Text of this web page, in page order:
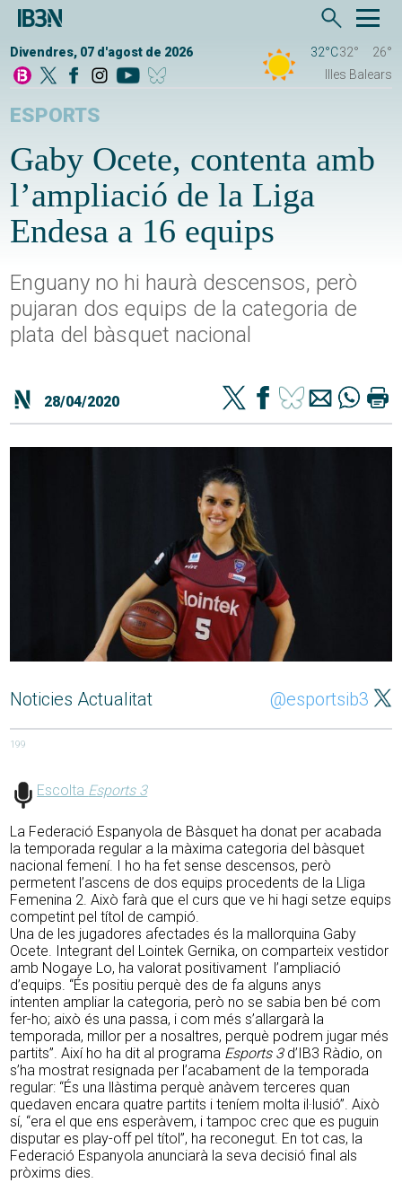
Divendres, 07 d'agost de 2026 32°C32°
26°
Illes Balears
ESPORTS
Gaby Ocete, contenta amb
l’ampliació de la Liga
Endesa a 16 equips
Enguany no hi haurà descensos, però
pujaran dos equips de la categoria de
plata del bàsquet nacional
28/04/2020
Noticies Actualitat @esportsib3
199
Escolta Esports 3
La Federació Espanyola de Bàsquet ha donat per acabada
la temporada regular a la màxima categoria del bàsquet
nacional femení. I ho ha fet sense descensos, però
permetent l’ascens de dos equips procedents de la Lliga
Femenina 2. Això farà que el curs que ve hi hagi setze equips
competint pel títol de campió.
Una de les jugadores afectades és la mallorquina Gaby
Ocete. Integrant del Lointek Gernika, on comparteix vestidor
amb Nogaye Lo, ha valorat positivament l’ampliació
d’equips. “És positiu perquè des de fa alguns anys
intenten ampliar la categoria, però no se sabia ben bé com
fer-ho; això és una passa, i com més s’allargarà la
temporada, millor per a nosaltres, perquè podrem jugar més
partits”. Així ho ha dit al programa Esports 3d’IB3 Ràdio, on
s’ha mostrat resignada per l’acabament de la temporada
regular: “És una llàstima perquè anàvem terceres quan
quedaven encara quatre partits i teníem molta il·lusió”. Això
sí, “era el que ens esperàvem, i tampoc crec que es puguin
disputar es play-off pel títol”, ha reconegut. En tot cas, la
Federació Espanyola anunciarà la seva decisió final als
pròxims dies.